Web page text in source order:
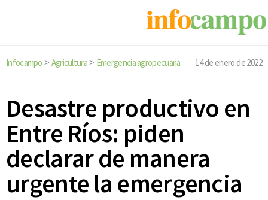
Infocampo > Agricultura> Emergencia agropecuaria 14 de enero de 2022
Desastre productivo en
Entre Ríos: piden
declarar de manera
urgente la emergencia